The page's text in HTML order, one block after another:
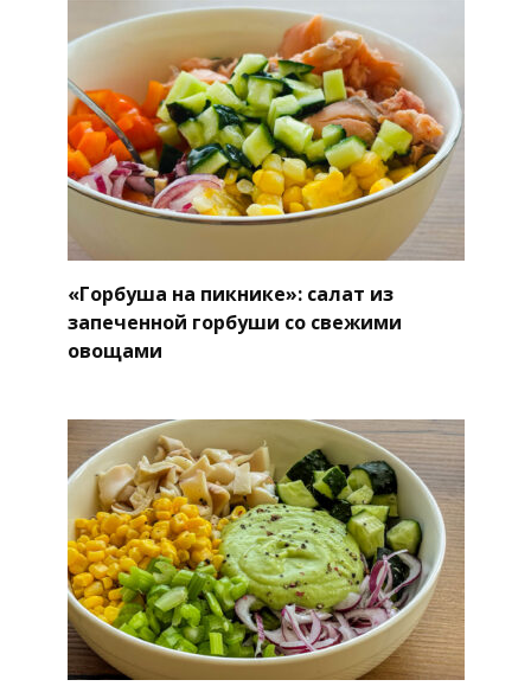
«Горбуша на пикнике»: салат из
запеченной горбуши со свежими
овощами